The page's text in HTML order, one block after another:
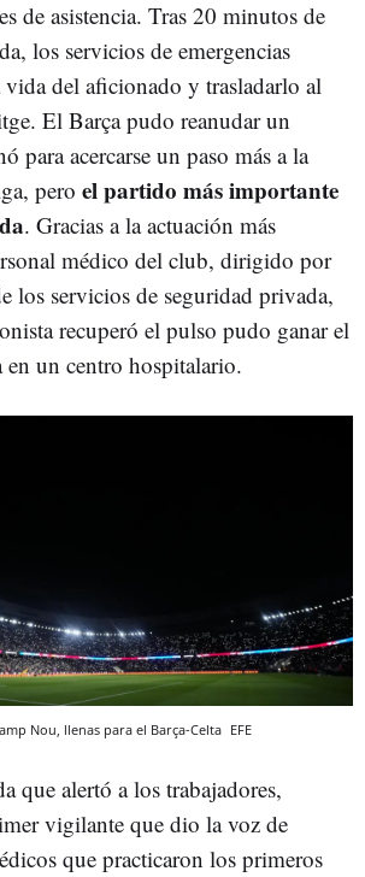
de asistencia. Tras 20 minutos de
los servicios de emergencias
del aficionado y trasladarlo al
El Barça pudo reanudar un
para acercarse un paso más a la
pero el partido más importante
. Gracias a la actuación más
médico del club, dirigido por
los servicios de seguridad privada,
recuperó el pulso pudo ganar el
un centro hospitalario.
Nou, llenas para el Barça-Celta EFE
que alertó a los trabajadores,
vigilante que dio la voz de
que practicaron los primeros